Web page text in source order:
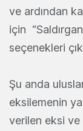
ve ardından
için
seçenekleri
Şu anda
eksilemenin
verilen eksi ve